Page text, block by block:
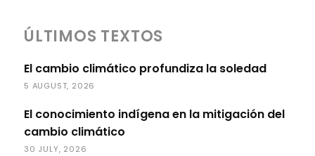
ÚLTIMOS TEXTOS
El cambio climático profundiza la soledad
5 AUGUST, 2026
El conocimiento indígena en la mitigación del
cambio climático
30 JULY, 2026